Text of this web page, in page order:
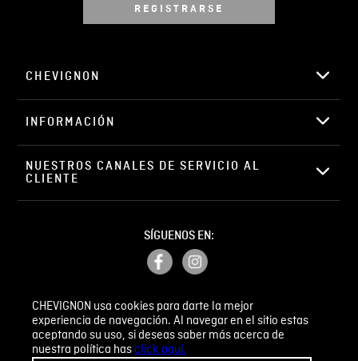
CHEVIGNON usa cookies para darte la mejor
experiencia de navegación. Al navegar en el sitio estas
aceptando su uso, si deseas saber más acerca de
nuestra política hasclick aquí.
ENVIAR COMENTARIO
REGISTRARSE
CHEVIGNON
INFORMACIÓN
NUESTROS CANALES DE SERVICIO AL
CLIENTE
SÍGUENOS EN:
PETICIONES, QUEJAS Y RECLAMOS
¡CAMBIOS Y DEVOLUCIONES FÁCILES!